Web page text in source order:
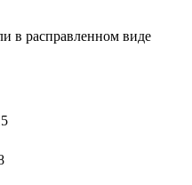
в расправленном виде